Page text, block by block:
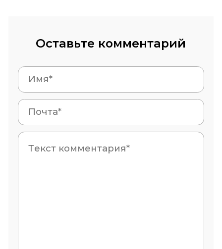
Оставьте комментарий